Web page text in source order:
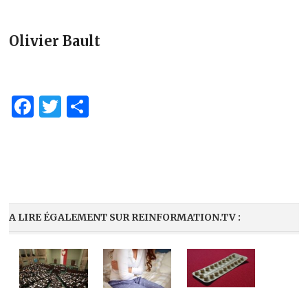
Olivier Bault
Facebook
Twitter
A LIRE ÉGALEMENT SUR REINFORMATION.TV :